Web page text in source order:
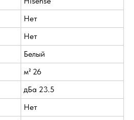
Нет
Нет
Белый
м² 26
дБа 23.5
Нет